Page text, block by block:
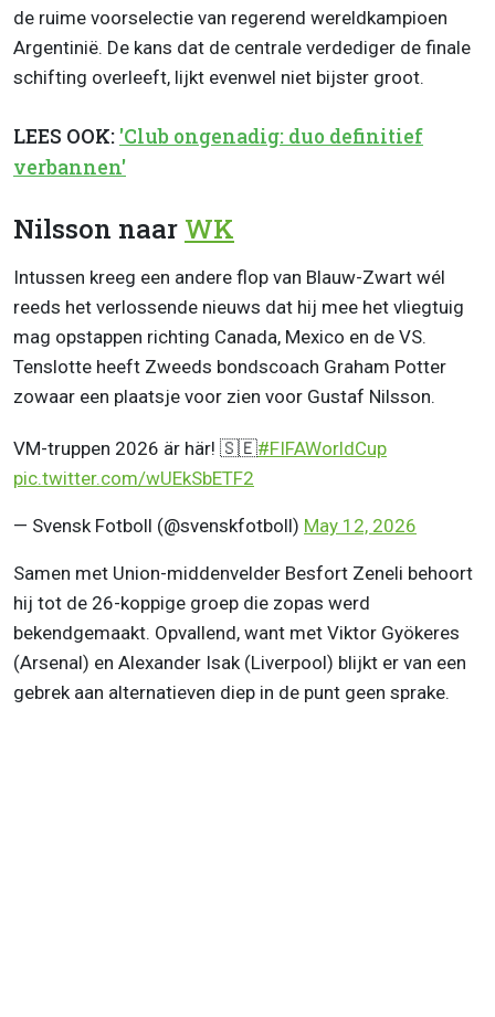
de ruime voorselectie van regerend wereldkampioen
Argentinië. De kans dat de centrale verdediger de finale
schifting overleeft, lijkt evenwel niet bijster groot.
LEES OOK: 'Club ongenadig: duo definitief
verbannen'
Nilsson naar WK
Intussen kreeg een andere flop van Blauw-Zwart wél
reeds het verlossende nieuws dat hij mee het vliegtuig
mag opstappen richting Canada, Mexico en de VS.
Tenslotte heeft Zweeds bondscoach Graham Potter
zowaar een plaatsje voor zien voor Gustaf Nilsson.
VM-truppen 2026 är här! 🇸🇪#FIFAWorldCup
pic.twitter.com/wUEkSbETF2
— Svensk Fotboll (@svenskfotboll) May 12, 2026
Samen met Union-middenvelder Besfort Zeneli behoort
hij tot de 26-koppige groep die zopas werd
bekendgemaakt. Opvallend, want met Viktor Gyökeres
(Arsenal) en Alexander Isak (Liverpool) blijkt er van een
gebrek aan alternatieven diep in de punt geen sprake.